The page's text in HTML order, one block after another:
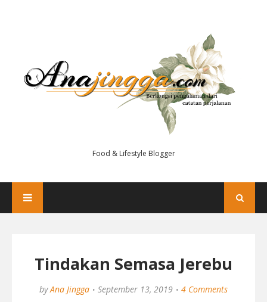
Food & Lifestyle Blogger
Tindakan Semasa Jerebu
by Ana Jingga September 13, 2019 4 Comments